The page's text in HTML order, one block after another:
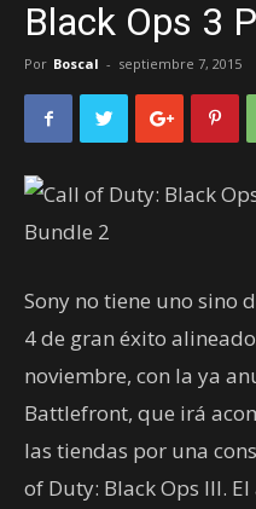
Black Ops 3
Por Boscal - septiembre 7, 2015
Sony no tiene uno sino
4 de gran éxito
noviembre, con la ya
Battlefront, que irá
las tiendas por una
of Duty: Black Ops III.